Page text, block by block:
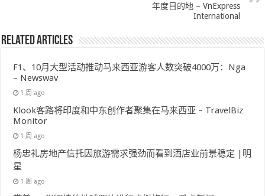
年度目的地 – VnExpress
International
Related Articles
F1、10月大型活动推动马来西亚游客人数突破4000万：Nga
– Newswav
1 周 ago
Klook客路将印度和中东创作者聚集在马来西亚 – TravelBiz
Monitor
1 周 ago
杨忠礼房地产信托因旅游需求强劲而看到酒店业前景稳定 |明
星
1 周 ago